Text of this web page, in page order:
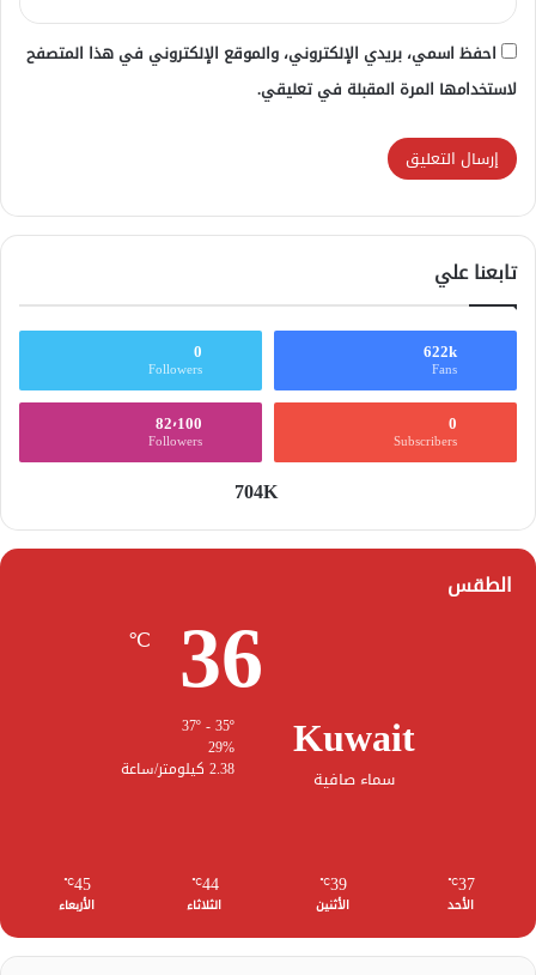
احفظ اسمي، بريدي الإلكتروني، والموقع الإلكتروني في هذا المتصفح
لاستخدامها المرة المقبلة في تعليقي.
تابعنا علي
622k
Fans
0
Followers
0
Subscribers
82٬100
Followers
704K
الطقس
Kuwait
سماء صافية
36
℃
29%
2.38 كيلومتر/ساعة
37
℃
الأحد
39
℃
الأثنين
44
℃
الثلاثاء
45
℃
الأربعاء